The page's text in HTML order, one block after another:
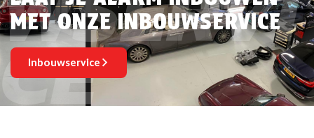
MET ONZE INBOUWSERVICE
Inbouwservice
CE